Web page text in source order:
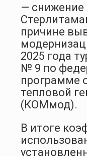
— снижение
причине
2025 года
№ 9 по
программе
тепловой
(КОМмод).
В итоге